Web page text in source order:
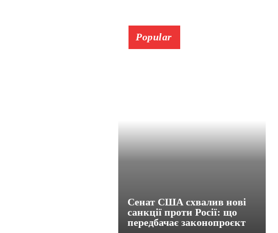
Popular
Сенат США схвалив нові
санкції проти Росії: що
передбачає законопроєкт